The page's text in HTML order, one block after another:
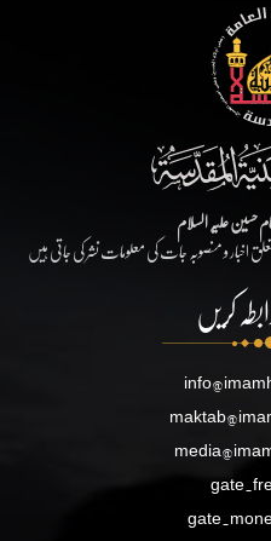
حسین علیہ السلام
و منصوبہ جات کی معلومات نشر کی جاتی ہیں
کریں